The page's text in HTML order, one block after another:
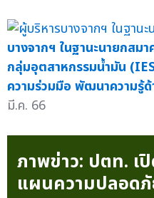
บางจากฯ ในฐานะนายกส
กลุ่มอุตสาหกรรมน้ำมัน
ความร่วมมือ พัฒนาความรู้ด้
มี.ค. 66
ภาพข่าว: ปตท. เ
แผนความปลอด